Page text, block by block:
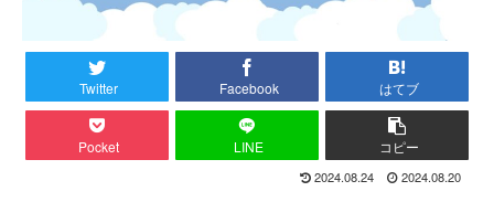
Twitter Facebook はてブ
Pocket LINE コピー
2024.08.24 2024.08.20